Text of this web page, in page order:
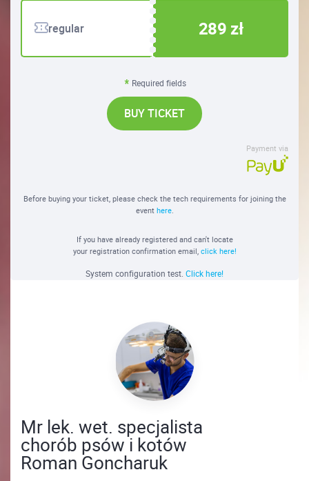
regular 289 zł
Required fields
BUY TICKET
Payment via
Before buying your ticket, please check the tech requirements for joining the
event here.
If you have already registered and can't locate
your registration confirmation email, click here!
System configuration test. Click here!
Mr lek. wet. specjalista
chorób psów i kotów
Roman Goncharuk